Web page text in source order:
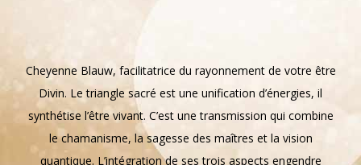
Cheyenne Blauw, facilitatrice du rayonnement de votre être
Divin. Le triangle sacré est une unification d’énergies, il
synthétise l’être vivant. C’est une transmission qui combine
le chamanisme, la sagesse des maîtres et la vision
quantique. L’intégration de ses trois aspects engendre